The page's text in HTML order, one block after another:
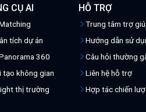
CỤ AI
tích dự án
360
tạo không gian
thị trường
HỖ TRỢ
Trung tâm trợ
Hướng dẫn sử
Câu hỏi thường
Liên hệ hỗ trợ
Hợp tác chiến